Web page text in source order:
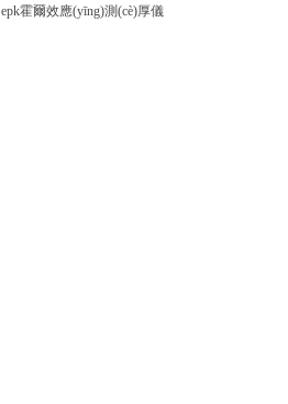
epk霍爾效應(yīng)測(cè)厚儀